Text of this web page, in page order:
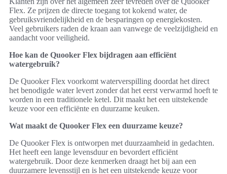
Flex. Ze prijzen de directe toegang tot kokend water, de
gebruiksvriendelijkheid en de besparingen op energiekosten.
Veel gebruikers raden de kraan aan vanwege de veelzijdigheid en
aandacht voor veiligheid.
Hoe kan de Quooker Flex bijdragen aan efficiënt
watergebruik?
De Quooker Flex voorkomt waterverspilling doordat het direct
het benodigde water levert zonder dat het eerst verwarmd hoeft te
worden in een traditionele ketel. Dit maakt het een uitstekende
keuze voor een efficiënte en duurzame keuken.
Wat maakt de Quooker Flex een duurzame keuze?
De Quooker Flex is ontworpen met duurzaamheid in gedachten.
Het heeft een lange levensduur en bevordert efficiënt
watergebruik. Door deze kenmerken draagt het bij aan een
duurzamere levensstijl en is het een uitstekende keuze voor